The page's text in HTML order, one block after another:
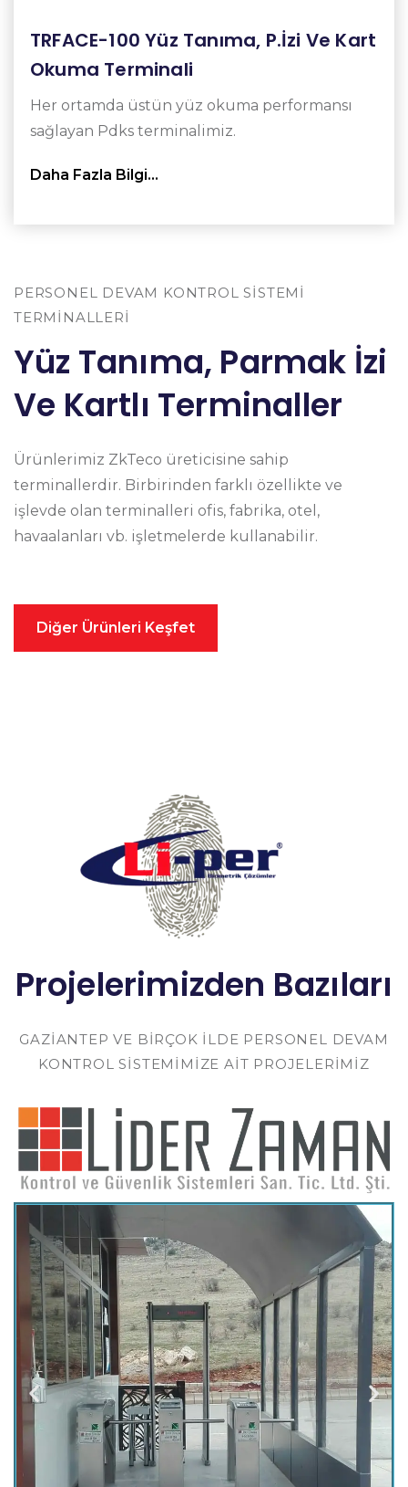
TRFACE-100 Yüz Tanıma, P.İzi Ve Kart
Okuma Terminali
Her ortamda üstün yüz okuma performansı
sağlayan Pdks terminalimiz.
Daha Fazla Bilgi…
PERSONEL DEVAM KONTROL SİSTEMİ
TERMİNALLERİ
Yüz Tanıma, Parmak İzi
Ve Kartlı Terminaller
Ürünlerimiz ZkTeco üreticisine sahip
terminallerdir. Birbirinden farklı özellikte ve
işlevde olan terminalleri ofis, fabrika, otel,
havaalanları vb. işletmelerde kullanabilir.
Diğer Ürünleri Keşfet
Projelerimizden Bazıları
GAZIANTEP VE BIRÇOK ILDE PERSONEL DEVAM
KONTROL SISTEMIMIZE AIT PROJELERIMIZ